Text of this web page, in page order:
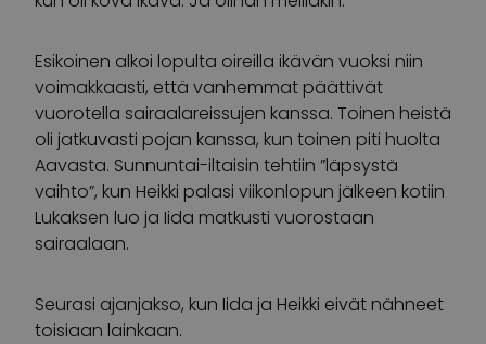
Esikoinen alkoi lopulta oireilla ikävän vuoksi niin
voimakkaasti, että vanhemmat päättivät
vuorotella sairaalareissujen kanssa. Toinen heistä
oli jatkuvasti pojan kanssa, kun toinen piti huolta
Aavasta. Sunnuntai-iltaisin tehtiin ”läpsystä
vaihto”, kun Heikki palasi viikonlopun jälkeen kotiin
Lukaksen luo ja Iida matkusti vuorostaan
sairaalaan.
Seurasi ajanjakso, kun Iida ja Heikki eivät nähneet
toisiaan lainkaan.